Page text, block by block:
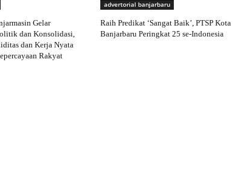
Gelar
dan Konsolidasi,
dan Kerja Nyata
Rakyat
advertorial banjarbaru
Raih Predikat ‘Sangat Baik’, PTSP Kota
Banjarbaru Peringkat 25 se-Indonesia